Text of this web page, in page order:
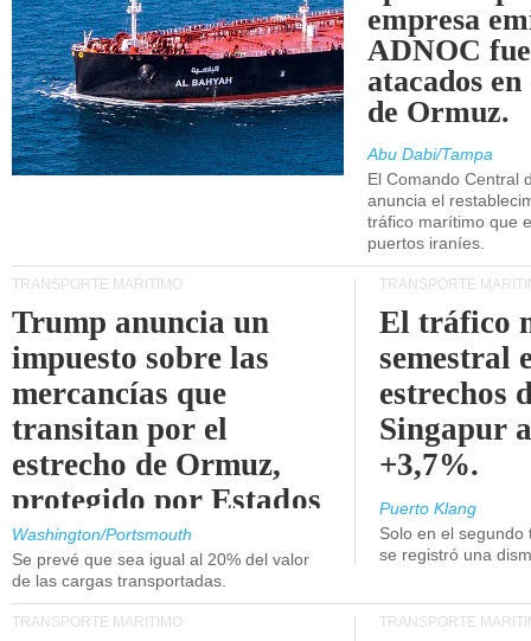
empresa
ADNOC
atacados
de Ormuz.
Abu Dabi/Tampa
El Comando Central
anuncia el
tráfico marítimo que
puertos iraníes.
TRANSPORTE MARÍTIMO
Trump anuncia un
impuesto sobre las
mercancías que
transitan por el
estrecho de Ormuz,
protegido por Estados
Unidos.
Washington/Portsmouth
Se prevé que sea igual al 20% del valor
de las cargas transportadas.
TRANSPORTE
El tráfico
semestral
estrechos
Singapur
+3,7%.
Puerto Klang
Solo en el
se registró una
TRANSPORTE MARÍTIMO TRANSPORTE